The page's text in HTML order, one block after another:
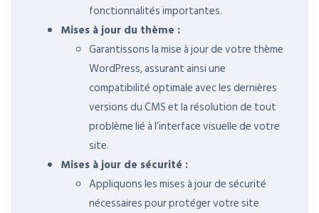
fonctionnalités importantes.
Mises à jour du thème :
Garantissons la mise à jour de votre thème
WordPress, assurant ainsi une
compatibilité optimale avec les dernières
versions du CMS et la résolution de tout
problème lié à l’interface visuelle de votre
site.
Mises à jour de sécurité :
Appliquons les mises à jour de sécurité
nécessaires pour protéger votre site